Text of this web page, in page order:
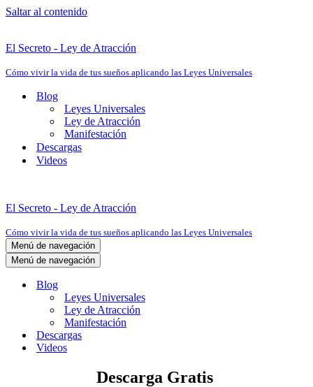
Saltar al contenido
El Secreto - Ley de Atracción
Cómo vivir la vida de tus sueños aplicando las Leyes Universales
Blog
Leyes Universales
Ley de Atracción
Manifestación
Descargas
Videos
El Secreto - Ley de Atracción
Cómo vivir la vida de tus sueños aplicando las Leyes Universales
Menú de navegación
Menú de navegación
Blog
Leyes Universales
Ley de Atracción
Manifestación
Descargas
Videos
Descarga Gratis